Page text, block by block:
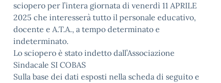
sciopero per l’intera giornata di venerdì 11 APRILE
2025 che interesserà tutto il personale educativo,
docente e A.T.A., a tempo determinato e
indeterminato.
Lo sciopero è stato indetto dall’Associazione
Sindacale SI COBAS
Sulla base dei dati esposti nella scheda di seguito e